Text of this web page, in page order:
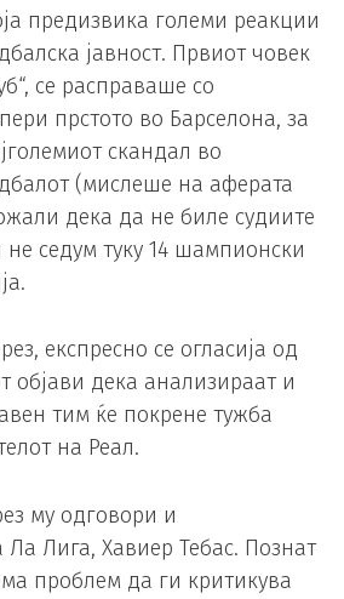
предизвика големи реакции
јавност. Првиот човек
се расправаше со
прстото во Барселона, за
скандал во
(мислеше на аферата
дека да не биле судиите
не седум туку 14 шампионски
експресно се огласија од
објави дека анализираат и
тим ќе покрене тужба
на Реал.
му одговори и
Ла Лига, Хавиер Тебас. Познат
проблем да ги критикува